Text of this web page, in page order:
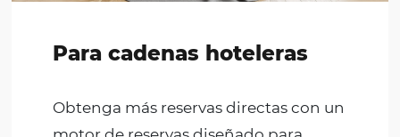
¿Quién es elmotor de
reservasla solución